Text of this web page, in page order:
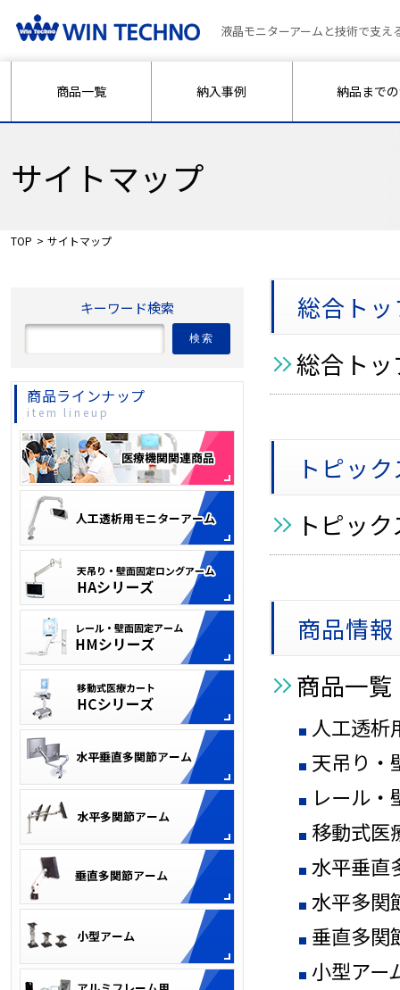
液晶モニターアームと技術で支
商品一覧 納入事例 納品まで
サイトマップ
TOP サイトマップ
総合ト
総合トッ
トピッ
トピッ
商品情報
商品一覧
人工透析
天吊り・
レール・
移動式医
水平垂直
水平多関
垂直多関
小型アー
キーワード検索
検索
商品ラインナップ
item lineup